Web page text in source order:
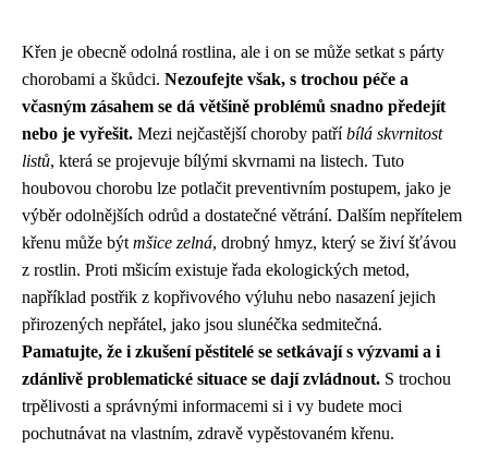
Křen je obecně odolná rostlina, ale i on se může setkat s párty
chorobami a škůdci. Nezoufejte však, s trochou péče a
včasným zásahem se dá většině problémů snadno předejít
nebo je vyřešit. Mezi nejčastější choroby patříbílá skvrnitost
listů, která se projevuje bílými skvrnami na listech. Tuto
houbovou chorobu lze potlačit preventivním postupem, jako je
výběr odolnějších odrůd a dostatečné větrání. Dalším nepřítelem
křenu může být mšice zelná, drobný hmyz, který se živí šťávou
z rostlin. Proti mšicím existuje řada ekologických metod,
například postřik z kopřivového výluhu nebo nasazení jejich
přirozených nepřátel, jako jsou slunéčka sedmitečná.
Pamatujte, že i zkušení pěstitelé se setkávají s výzvami a i
zdánlivě problematické situace se dají zvládnout. S trochou
trpělivosti a správnými informacemi si i vy budete moci
pochutnávat na vlastním, zdravě vypěstovaném křenu.